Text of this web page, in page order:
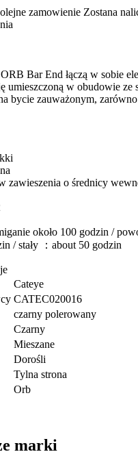
zamowienie Zostana
Bar End łączą w sobie
umieszczoną w obudowie ze
bycie zauważonym,
zawieszenia o średnicy
około 100 godzin /
/ stały ：about 50 godzin
Cateye
CATEC020016
czarny polerowany
Czarny
Mieszane
Dorośli
Tylna strona
Orb
marki